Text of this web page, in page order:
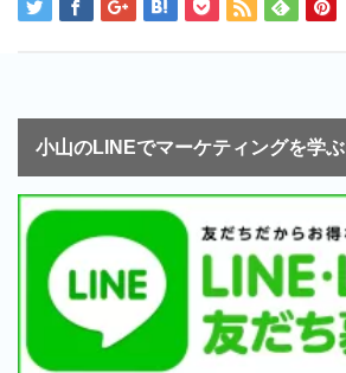
小山のLINEでマーケティングを学ぶ